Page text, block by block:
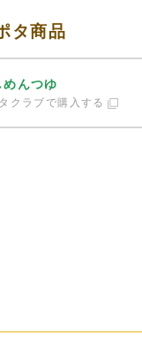
タ商品
めんつゆ
クラブで購入する